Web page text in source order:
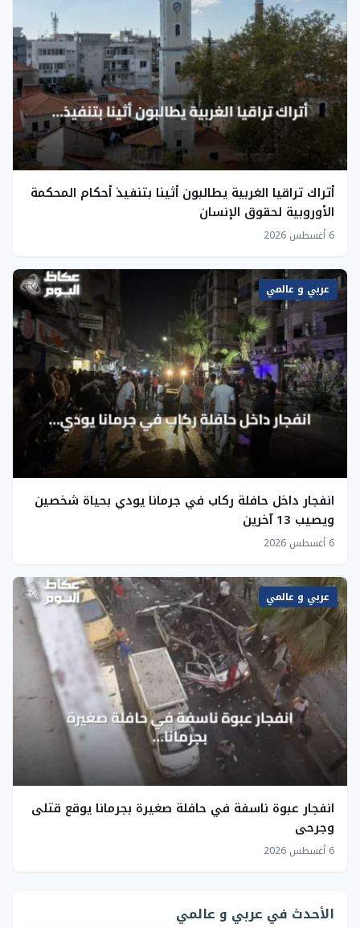
أتراك تراقيا الغربية يطالبون أثينا بتنفيذ أحكام المحكمة
الأوروبية لحقوق الإنسان
6 أغسطس 2026
عربي و عالمي
انفجار داخل حافلة ركاب في جرمانا يودي بحياة شخصين
ويصيب 13 آخرين
6 أغسطس 2026
عربي و عالمي
انفجار عبوة ناسفة في حافلة صغيرة بجرمانا يوقع قتلى
وجرحى
6 أغسطس 2026
الأحدث في عربي و عالمي